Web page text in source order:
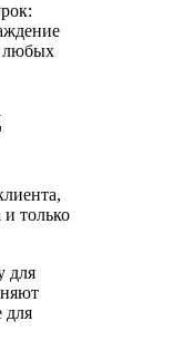
любых
и только